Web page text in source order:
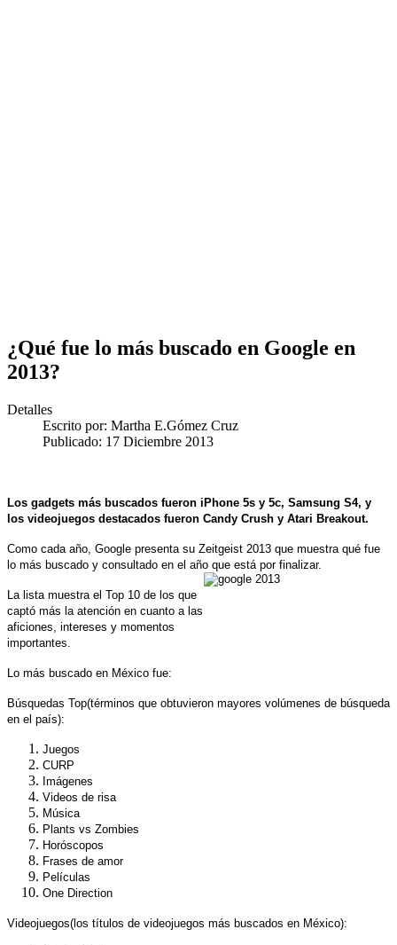
¿Qué fue lo más buscado en Google en
2013?
Detalles
Escrito por: Martha E.Gómez Cruz
Publicado: 17 Diciembre 2013
Los gadgets más buscados fueron iPhone 5s y 5c, Samsung S4, y
los videojuegos destacados fueron Candy Crush y Atari Breakout.
Como cada año, Google presenta su Zeitgeist 2013 que muestra qué fue
lo más buscado y consultado en el año que está por finalizar.
La lista muestra el Top 10 de los que
captó más la atención en cuanto a las
aficiones, intereses y momentos
importantes.
Lo más buscado en México fue:
Búsquedas Top(términos que obtuvieron mayores volúmenes de búsqueda
en el país):
Juegos
CURP
Imágenes
Videos de risa
Música
Plants vs Zombies
Horóscopos
Frases de amor
Películas
One Direction
Videojuegos(los títulos de videojuegos más buscados en México):